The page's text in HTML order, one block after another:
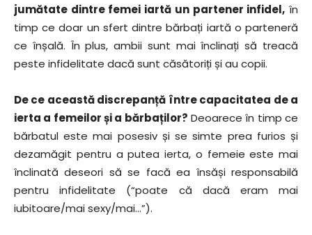
jumătate dintre femei iartă un partener infidel, în
timp ce doar un sfert dintre bărbați iartă o parteneră
ce înșală. În plus, ambii sunt mai înclinați să treacă
peste infidelitate dacă sunt căsătoriți și au copii.
De ce această discrepanță între capacitatea de a
ierta a femeilor și a bărbaților? Deoarece în timp ce
bărbatul este mai posesiv și se simte prea furios și
dezamăgit pentru a putea ierta, o femeie este mai
înclinată deseori să se facă ea însăși responsabilă
pentru infidelitate (“poate că dacă eram mai
iubitoare/mai sexy/mai…”).